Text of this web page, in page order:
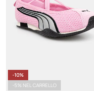
-10%
-5% NEL CARRELLO